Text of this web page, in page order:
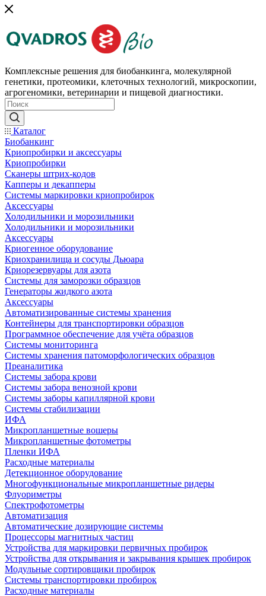
Комплексные решения для биобанкинга, молекулярной
генетики, протеомики, клеточных технологий, микроскопии,
агрогеномики, ветеринарии и пищевой диагностики.
Каталог
Биобанкинг
Криопробирки и аксессуары
Криопробирки
Сканеры штрих-кодов
Капперы и декапперы
Системы маркировки криопробирок
Аксессуары
Холодильники и морозильники
Холодильники и морозильники
Аксессуары
Криогенное оборудование
Криохранилища и сосуды Дьюара
Криорезервуары для азота
Системы для заморозки образцов
Генераторы жидкого азота
Аксессуары
Автоматизированные системы хранения
Контейнеры для транспортировки образцов
Программное обеспечение для учёта образцов
Системы мониторинга
Системы хранения патоморфологических образцов
Преаналитика
Системы забора крови
Системы забора венозной крови
Системы заборы капиллярной крови
Системы стабилизации
ИФА
Микропланшетные вошеры
Микропланшетные фотометры
Пленки ИФА
Расходные материалы
Детекционное оборудование
Многофункциональные микропланшетные ридеры
Флуориметры
Спектрофотометры
Автоматизация
Автоматические дозирующие системы
Процессоры магнитных частиц
Устройства для маркировки первичных пробирок
Устройства для открывания и закрывания крышек пробирок
Модульные сортировщики пробирок
Системы транспортировки пробирок
Расходные материалы